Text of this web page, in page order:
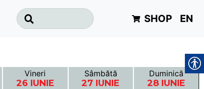
SHOP EN
Vineri
26 IUNIE
Sâmbătă
27 IUNIE
Duminică
28 IUNIE